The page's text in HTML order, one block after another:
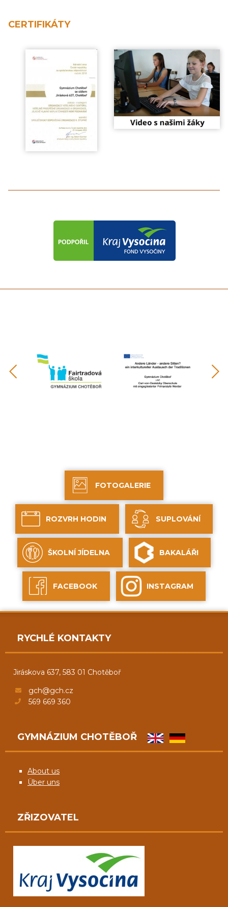
CERTIFIKÁTY
FOTOGALERIE
ROZVRH HODIN SUPLOVÁNÍ
ŠKOLNÍ JÍDELNA BAKALÁŘI
FACEBOOK INSTAGRAM
RYCHLÉ KONTAKTY
Jiráskova 637, 583 01 Chotěboř
gch@gch.cz
569 669 360
GYMNÁZIUM CHOTĚBOŘ
About us
Über uns
ZŘIZOVATEL